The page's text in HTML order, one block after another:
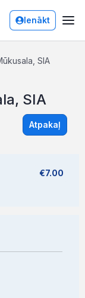
Ienākt
SIA
SIA
Atpakaļ
€7.00